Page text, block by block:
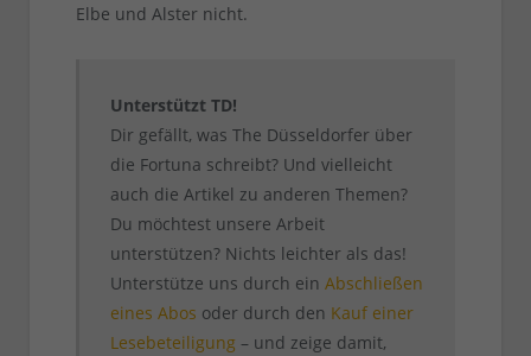
Elbe und Alster nicht.
Unterstützt TD!
Dir gefällt, was The Düsseldorfer über
die Fortuna schreibt? Und vielleicht
auch die Artikel zu anderen Themen?
Du möchtest unsere Arbeit
unterstützen? Nichts leichter als das!
Unterstütze uns durch ein Abschließen
eines Abos oder durch den Kauf einer
Lesebeteiligung – und zeige damit,